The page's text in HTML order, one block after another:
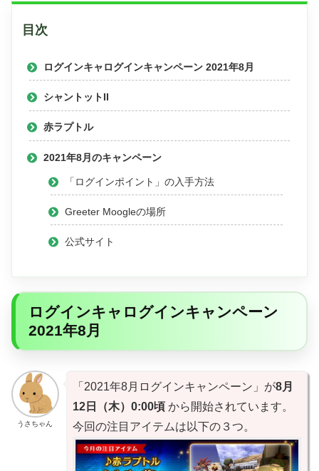
目次
ログインキャログインキャンペーン 2021年8月
シャントットII
赤ラプトル
2021年8月のキャンペーン
「ログインポイント」の入手方法
Greeter Moogleの場所
公式サイト
ログインキャログインキャンペーン
2021年8月
うさちゃん
「2021年8月ログインキャンペーン」が8月
12日（木）0:00頃 から開始されています。
今回の注目アイテムは以下の３つ。